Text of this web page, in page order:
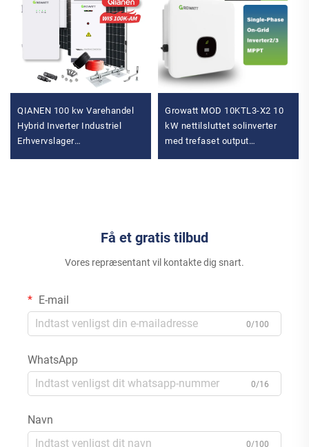
QIANEN 100 kw Varehandel
Hybrid Inverter Industriel
Erhvervslager
Growatt MOD 10KTL3-X2 10
kW nettilsluttet solinverter
med trefaset output
Få et gratis tilbud
Vores repræsentant vil kontakte dig snart.
E-mail
0/100
WhatsApp
0/16
Navn
0/100